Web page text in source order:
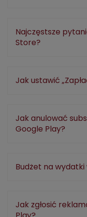
Najczęstsze
Store?
Jak ustawić
Jak anulować
Google Play?
Budżet na
Jak zgłosić